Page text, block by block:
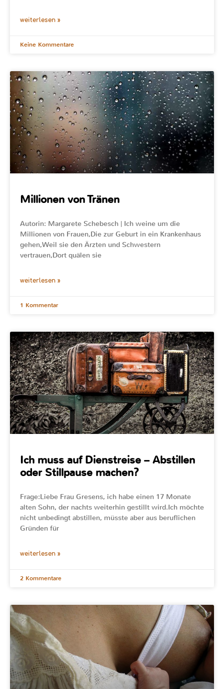
weiterlesen »
Keine Kommentare
Millionen von Tränen
Autorin: Margarete Schebesch | Ich weine um die
Millionen von Frauen,Die zur Geburt in ein Krankenhaus
gehen,Weil sie den Ärzten und Schwestern
vertrauen,Dort quälen sie
weiterlesen »
1 Kommentar
Ich muss auf Dienstreise – Abstillen
oder Stillpause machen?
Frage:Liebe Frau Gresens, ich habe einen 17 Monate
alten Sohn, der nachts weiterhin gestillt wird.Ich möchte
nicht unbedingt abstillen, müsste aber aus beruflichen
Gründen für
weiterlesen »
2 Kommentare